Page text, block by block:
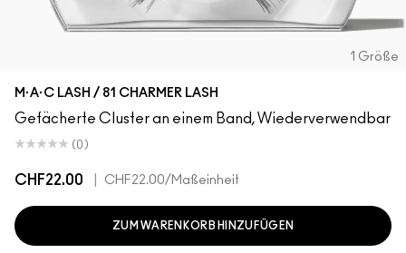
1 Größe
M·A·C LASH / 81 CHARMER LASH
Gefächerte Cluster an einem Band, Wiederverwendbar
(0)
CHF22.00 CHF22.00/Maßeinheit
ZUM WARENKORB HINZUFÜGEN